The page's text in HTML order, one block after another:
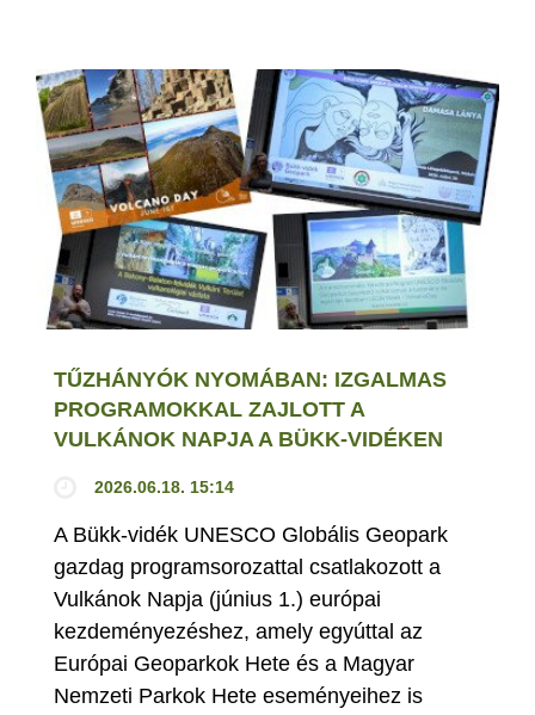
TŰZHÁNYÓK NYOMÁBAN: IZGALMAS
PROGRAMOKKAL ZAJLOTT A
VULKÁNOK NAPJA A BÜKK-VIDÉKEN
2026.06.18. 15:14
A Bükk-vidék UNESCO Globális Geopark
gazdag programsorozattal csatlakozott a
Vulkánok Napja (június 1.) európai
kezdeményezéshez, amely egyúttal az
Európai Geoparkok Hete és a Magyar
Nemzeti Parkok Hete eseményeihez is